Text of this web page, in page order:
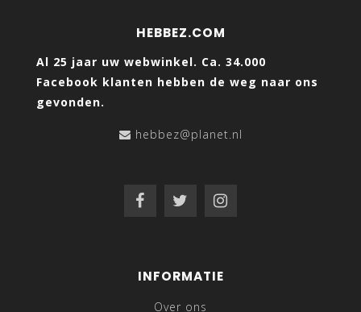
HEBBEZ.COM
Al 25 jaar uw webwinkel. Ca. 34.000
Facebook klanten hebben de weg naar ons
gevonden.
hebbez@planet.nl
INFORMATIE
Over ons